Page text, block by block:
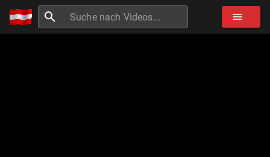
search menu